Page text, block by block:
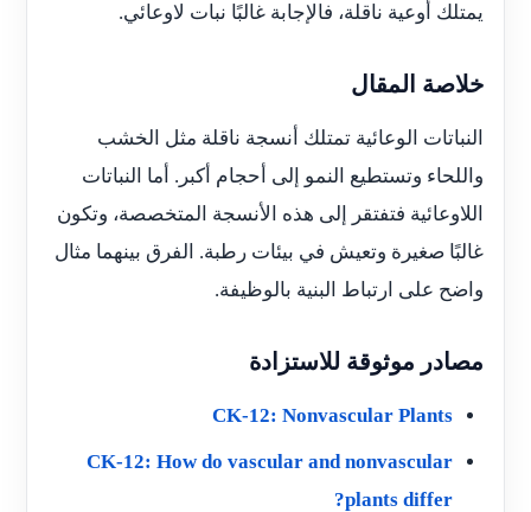
يمتلك أوعية ناقلة، فالإجابة غالبًا نبات لاوعائي.
خلاصة المقال
النباتات الوعائية تمتلك أنسجة ناقلة مثل الخشب
واللحاء وتستطيع النمو إلى أحجام أكبر. أما النباتات
اللاوعائية فتفتقر إلى هذه الأنسجة المتخصصة، وتكون
غالبًا صغيرة وتعيش في بيئات رطبة. الفرق بينهما مثال
واضح على ارتباط البنية بالوظيفة.
مصادر موثوقة للاستزادة
CK-12: Nonvascular Plants
CK-12: How do vascular and nonvascular
plants differ?